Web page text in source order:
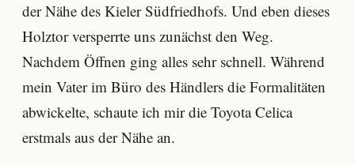
der Nähe des Kieler Südfriedhofs. Und eben dieses
Holztor versperrte uns zunächst den Weg.
Nachdem Öffnen ging alles sehr schnell. Während
mein Vater im Büro des Händlers die Formalitäten
abwickelte, schaute ich mir die Toyota Celica
erstmals aus der Nähe an.